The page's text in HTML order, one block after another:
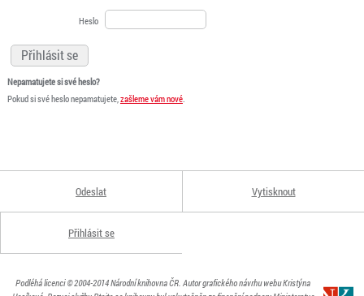
Heslo
Nepamatujete si své heslo?
Pokud si své heslo nepamatujete,zašleme vám nové.
Odeslat Vytisknout
Přihlásit se
Podléhá licenci© 2004-2014Národní knihovna ČR. Autor grafického návrhu webu Kristýna